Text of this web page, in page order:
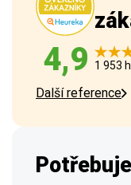
4,9 1 953
Další reference